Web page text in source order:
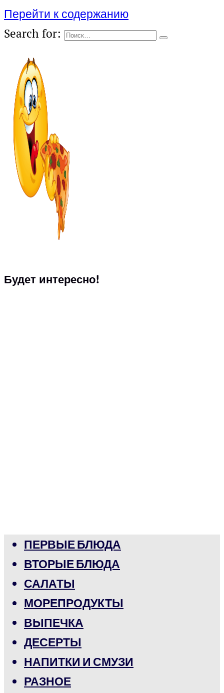
Перейти к содержанию
Search for:
Будет интересно!
ПЕРВЫЕ БЛЮДА
ВТОРЫЕ БЛЮДА
САЛАТЫ
МОРЕПРОДУКТЫ
ВЫПЕЧКА
ДЕСЕРТЫ
НАПИТКИ И СМУЗИ
РАЗНОЕ